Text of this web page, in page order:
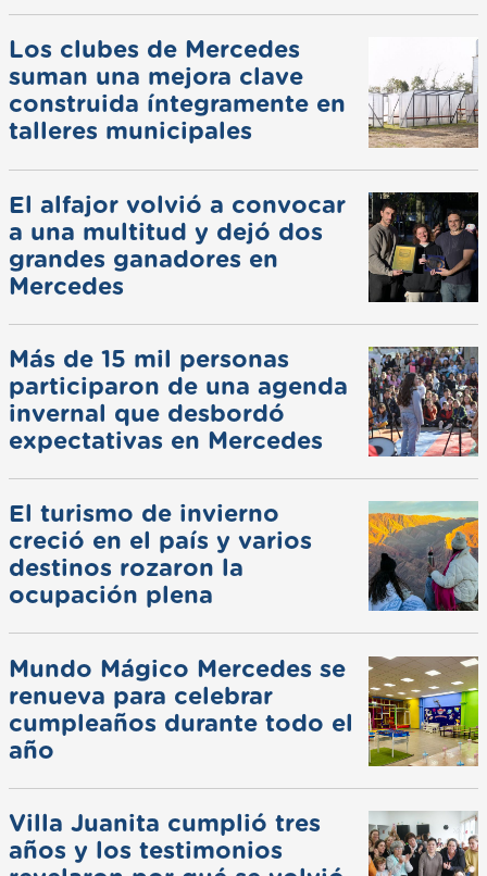
Los clubes de Mercedes
suman una mejora clave
construida íntegramente en
talleres municipales
El alfajor volvió a convocar
a una multitud y dejó dos
grandes ganadores en
Mercedes
Más de 15 mil personas
participaron de una agenda
invernal que desbordó
expectativas en Mercedes
El turismo de invierno
creció en el país y varios
destinos rozaron la
ocupación plena
Mundo Mágico Mercedes se
renueva para celebrar
cumpleaños durante todo el
año
Villa Juanita cumplió tres
años y los testimonios